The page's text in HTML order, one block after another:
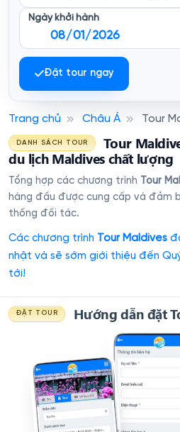
Ngày khởi hành
Đặt tour ngay
Trang chủ Châu Á Tour
DANH SÁCH TOUR
Tour
du lịch Maldives chất lượng
Tổng hợp các chương trình Tour
hàng đầu được cung cấp và đảm
thống đối tác.
Các chương trình Tour Maldives
nhật và sẽ sớm giới thiệu đến
tới!
ĐẶT TOUR Hướng dẫn đặt